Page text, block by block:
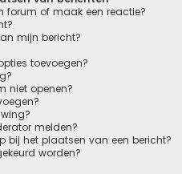
forum of maak een reactie?
mijn bericht?
toevoegen?
niet openen?
melden?
bij het plaatsen van een bericht?
worden?